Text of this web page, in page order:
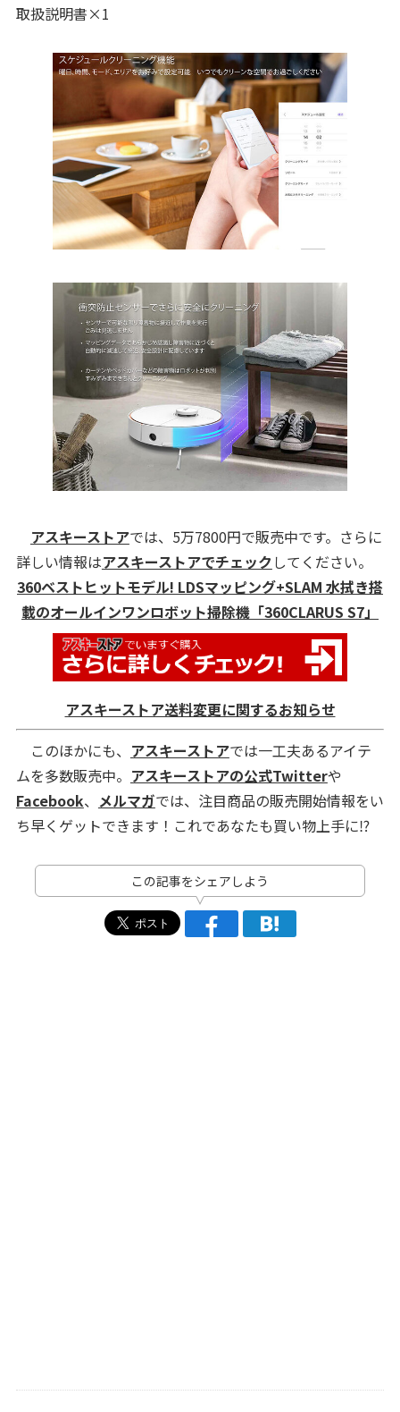
取扱説明書×1
アスキーストアでは、5万7800円で販売中です。さらに
詳しい情報はアスキーストアでチェックしてください。
360ベストヒットモデル! LDSマッピング+SLAM 水拭き搭
載のオールインワンロボット掃除機「360CLARUS S7」
アスキーストア送料変更に関するお知らせ
このほかにも、 アスキーストアでは一工夫あるアイテ
ムを多数販売中。 アスキーストアの公式Twitterや
Facebook、 メルマガでは、注目商品の販売開始情報をい
ち早くゲットできます！これであなたも買い物上手に⁉
この記事をシェアしよう